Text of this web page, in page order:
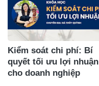
Kiểm soát chi phí: Bí
quyết tối ưu lợi nhuận
cho doanh nghiệp